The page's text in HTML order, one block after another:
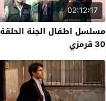
02:12:17
مسلسل اطفال الجنة الحلقة
30 قرمزي